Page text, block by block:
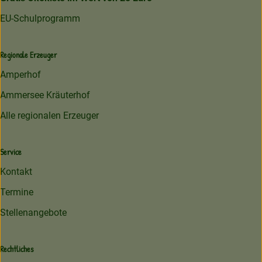
EU-Schulprogramm
Regionale Erzeuger
Amperhof
Ammersee Kräuterhof
Alle regionalen Erzeuger
Service
Kontakt
Termine
Stellenangebote
Rechtliches